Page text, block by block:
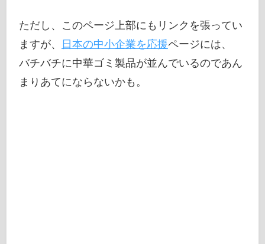
ただし、このページ上部にもリンクを張ってい
ますが、
日本の中小企業を応援ページには、
バチバチに中華ゴミ製品が並んでいるのであん
まりあてにならないかも。